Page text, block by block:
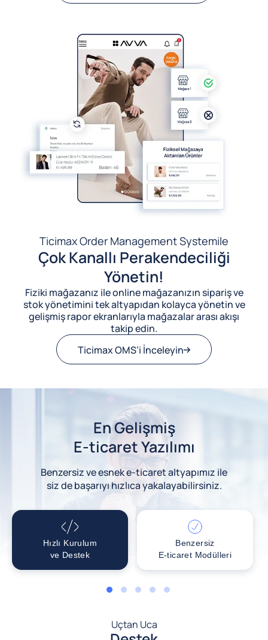
Ticimax Order Management Systemile
Çok Kanallı Perakendeciliği
Yönetin!
Fiziki mağazanız ile online mağazanızın sipariş ve
stok yönetimini tek altyapıdan kolayca yönetin ve
gelişmiş rapor ekranlarıyla mağazalar arası akışı
takip edin.
Ticimax OMS’i İnceleyin
En Gelişmiş
E-ticaret Yazılımı
Benzersiz ve esnek e-ticaret altyapımız ile
siz de başarıyı hızlıca yakalayabilirsiniz.
Hızlı Kurulum
ve Destek
Benzersiz
E-ticaret Modülleri
1 2 3 4 5
Uçtan Uca